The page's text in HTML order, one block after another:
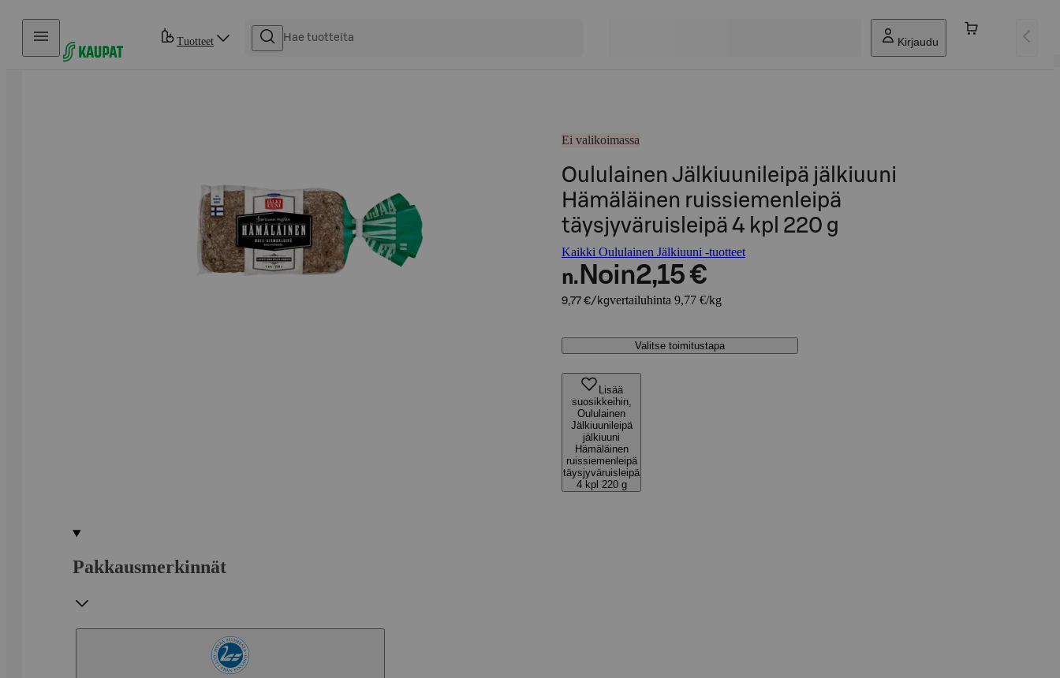
Hyppää sisältöön
Tuotteet Kirjaudu
Ei valikoimassa
Oululainen Jälkiuunileipä jälkiuuni
Hämäläinen ruissiemenleipä
täysjyväruisleipä 4 kpl 220 g
Kaikki Oululainen Jälkiuuni -tuotteet
n. Noin2,15 €
9,77 €/kgvertailuhinta 9,77 €/kg
Valitse toimitustapa
Lisää
suosikkeihin,
Oululainen
Jälkiuunileipä
jälkiuuni
Hämäläinen
ruissiemenleipä
täysjyväruisleipä
4 kpl 220 g
Pakkausmerkinnät